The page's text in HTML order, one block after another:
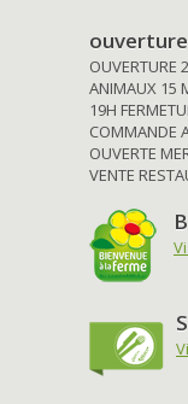
OUVERTURE
ANIMAUX 15
19H
COMMANDE
OUVERTE
VENTE